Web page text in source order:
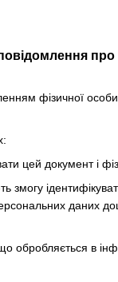
фізичної
цей документ і
змогу
даних
обробляється в